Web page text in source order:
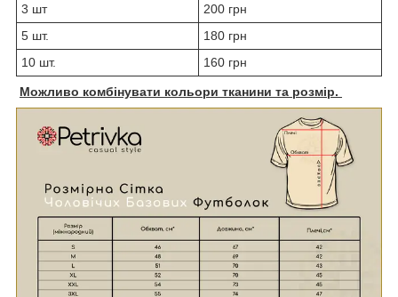
3 шт
200 грн
5 шт.
180 грн
10 шт.
160 грн
Можливо комбінувати кольори тканини та розмір.